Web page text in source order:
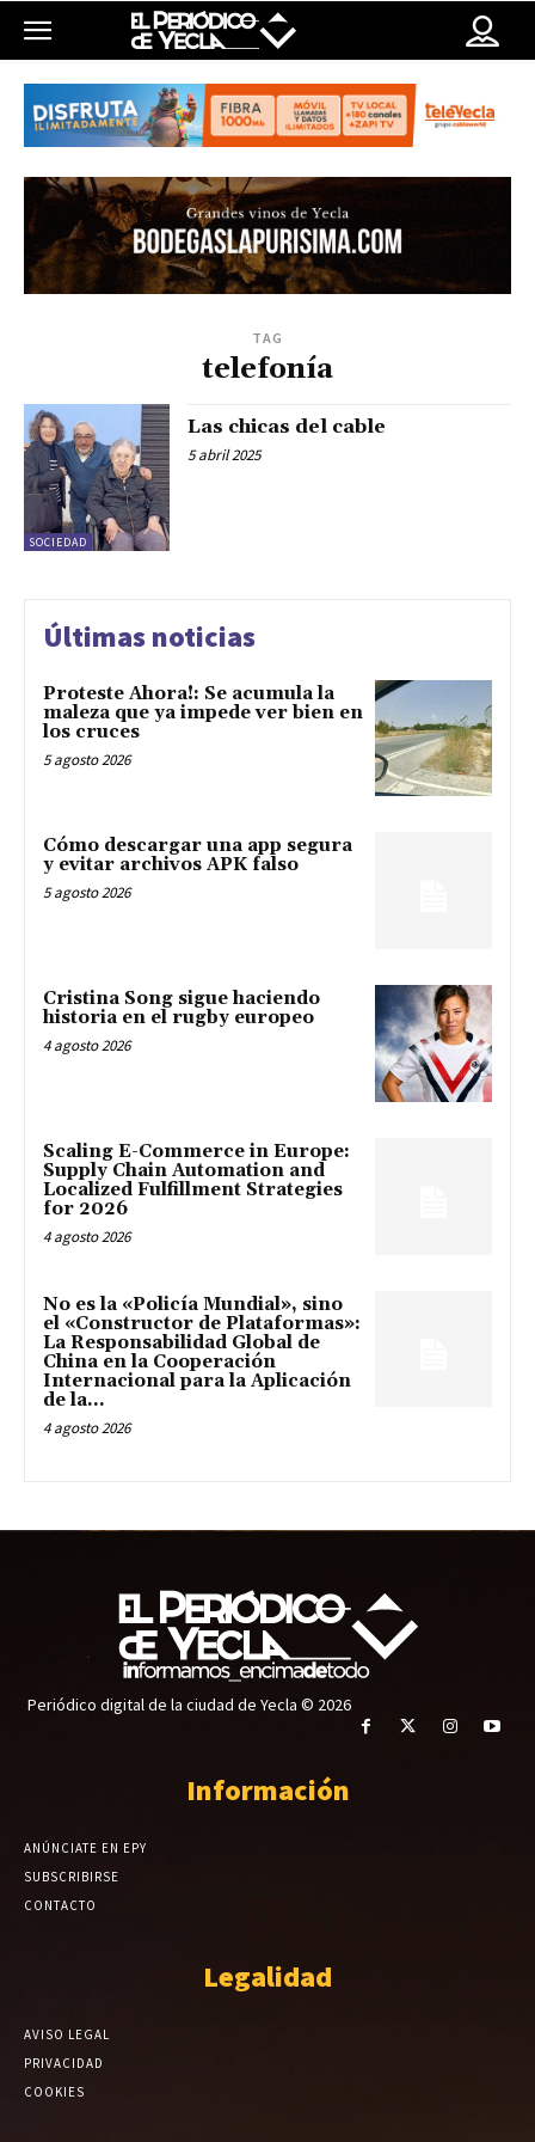
TAG
telefonía
SOCIEDAD
Las chicas del cable
5 abril 2025
Últimas noticias
Proteste Ahora!: Se acumula la
maleza que ya impede ver bien en
los cruces
5 agosto 2026
Cómo descargar una app segura
y evitar archivos APK falso
5 agosto 2026
Cristina Song sigue haciendo
historia en el rugby europeo
4 agosto 2026
Scaling E-Commerce in Europe:
Supply Chain Automation and
Localized Fulfillment Strategies
for 2026
4 agosto 2026
No es la «Policía Mundial», sino
el «Constructor de Plataformas»:
La Responsabilidad Global de
China en la Cooperación
Internacional para la Aplicación
de la...
4 agosto 2026
Periódico digital de la ciudad de Yecla © 2026
Información
ANÚNCIATE EN EPY
SUBSCRIBIRSE
CONTACTO
Legalidad
AVISO LEGAL
PRIVACIDAD
COOKIES